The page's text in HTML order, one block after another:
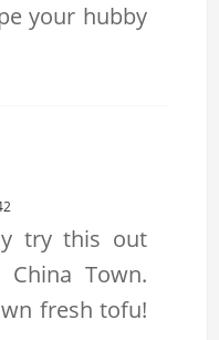
your hubby
try this out
Town.
fresh tofu!